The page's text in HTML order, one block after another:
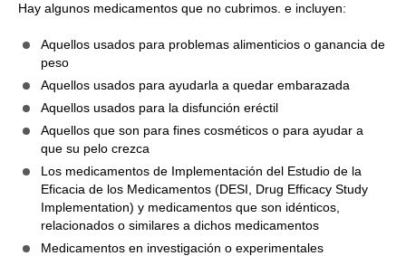
Hay algunos medicamentos que no cubrimos. e incluyen:
Aquellos usados para problemas alimenticios o ganancia de
peso
Aquellos usados para ayudarla a quedar embarazada
Aquellos usados para la disfunción eréctil
Aquellos que son para fines cosméticos o para ayudar a
que su pelo crezca
Los medicamentos de Implementación del Estudio de la
Eficacia de los Medicamentos (DESI, Drug Efficacy Study
Implementation) y medicamentos que son idénticos,
relacionados o similares a dichos medicamentos
Medicamentos en investigación o experimentales